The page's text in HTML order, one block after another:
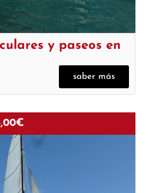
y paseos en
saber más
€